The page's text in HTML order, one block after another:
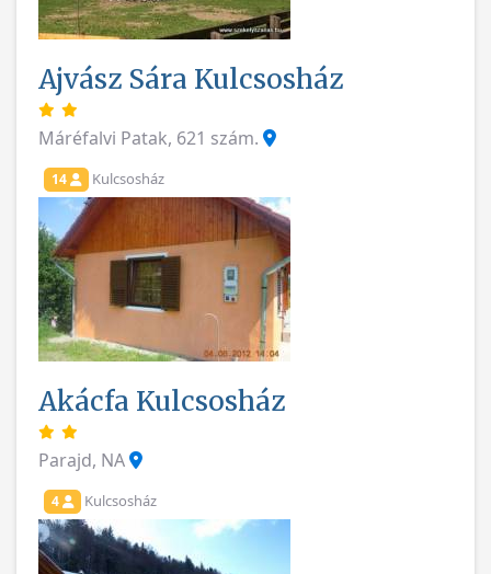
Ajvász Sára Kulcsosház
Máréfalvi Patak, 621 szám.
14 Kulcsosház
Akácfa Kulcsosház
Parajd, NA
4 Kulcsosház